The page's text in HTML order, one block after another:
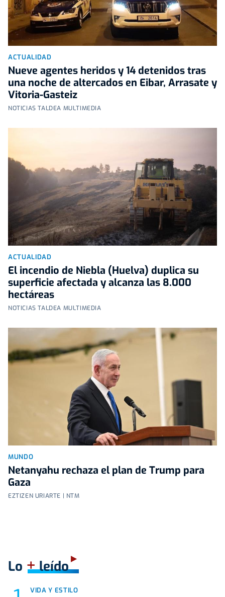
ACTUALIDAD
Nueve agentes heridos y 14 detenidos tras
una noche de altercados en Eibar, Arrasate y
Vitoria-Gasteiz
NOTICIAS TALDEA MULTIMEDIA
ACTUALIDAD
El incendio de Niebla (Huelva) duplica su
superficie afectada y alcanza las 8.000
hectáreas
NOTICIAS TALDEA MULTIMEDIA
MUNDO
Netanyahu rechaza el plan de Trump para
Gaza
EZTIZEN URIARTE | NTM
Lo +leído
VIDA Y ESTILO